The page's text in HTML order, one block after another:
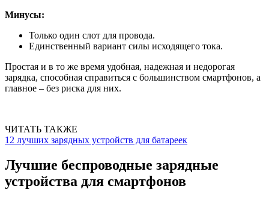
Минусы:
Только один слот для провода.
Единственный вариант силы исходящего тока.
Простая и в то же время удобная, надежная и недорогая
зарядка, способная справиться с большинством смартфонов, а
главное – без риска для них.
ЧИТАТЬ ТАКЖЕ
12 лучших зарядных устройств для батареек
Лучшие беспроводные зарядные
устройства для смартфонов